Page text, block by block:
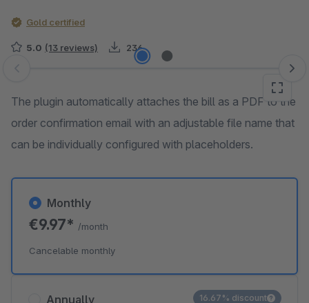
Gold certified
5.0 (13 reviews) 236
Skip image gallery
The plugin automatically attaches the bill as a PDF to the
order confirmation email with an adjustable file name that
can be individually configured with placeholders.
Annually 16.67% discount
Monthly
€9.97* /month
Cancelable monthly